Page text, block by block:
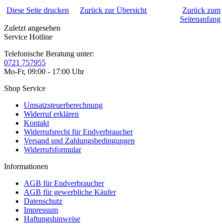
Diese Seite drucken
Zurück zur Übersicht
Zurück zum
Seitenanfang
Zuletzt angesehen
Service Hotline
Telefonische Beratung unter:
0721 757955
Mo-Fr, 09:00 - 17:00 Uhr
Shop Service
Umsatzsteuerberechnung
Widerruf erklären
Kontakt
Widerrufsrecht für Endverbraucher
Versand und Zahlungsbedingungen
Widerrufsformular
Informationen
AGB für Endverbraucher
AGB für gewerbliche Käufer
Datenschutz
Impressum
Haftungshinweise